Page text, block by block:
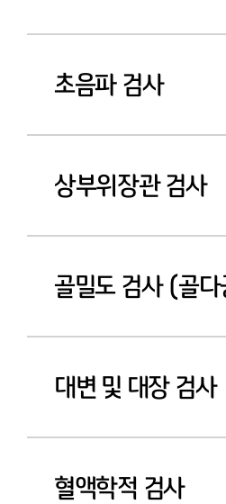
초음파 검사
상부위장관 검사
골밀도 검사 (골
대변 및 대장 검사
혈액학적 검사